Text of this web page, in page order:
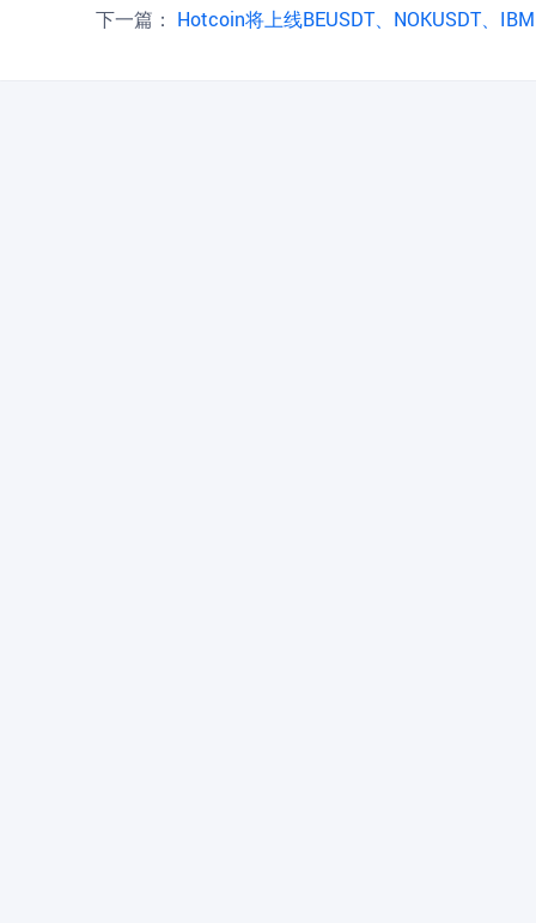
下一篇： Hotcoin将上线BEUSDT、NOKUSDT、IBMUSDT永续合约